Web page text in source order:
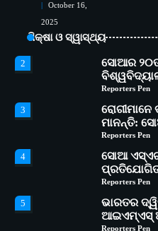
October 16,
2025
ଶିକ୍ଷା ଓ ସ୍ୱାସ୍ଥ୍ୟ
ଅଗ୍ରଗତିର
Reporters Pen
3
ମାନନ୍ତି:
Reporters Pen
4
ସୋଆ
Reporters Pen
5
ଭାରତର
ଆଇଏମ୍‌ଏସ୍
ଅତ୍ୟାଧୁନିକ
Reporters Pen
1
ସୋଆ ପକ୍ଷରୁ
୧୧ଟି